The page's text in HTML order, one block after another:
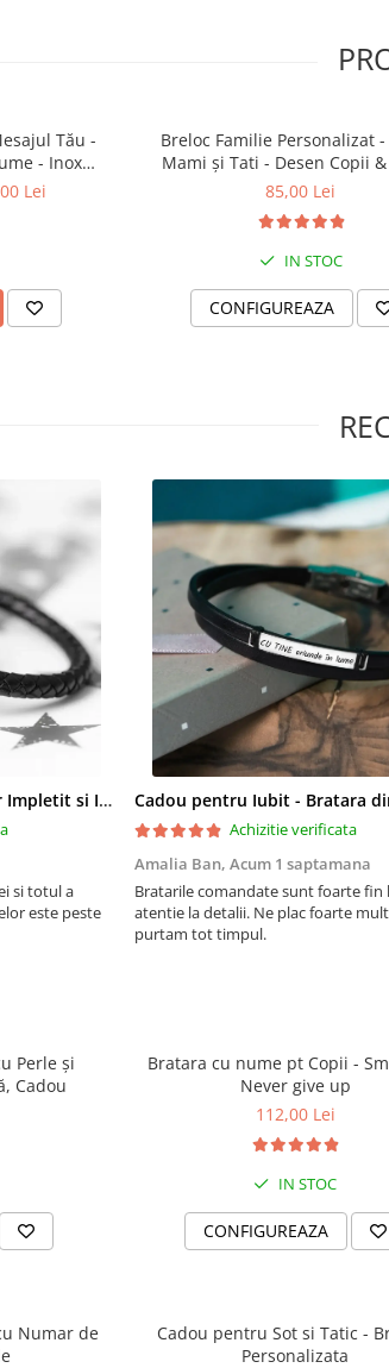
Tău -
- Inox
Lei
Breloc Familie Personalizat -
Mami și Tati - Desen Copii
"Familia Noastră" - Inox
85,00 Lei
IN STOC
CONFIGUREAZA
Bratara Piele Barbati, Snur Impletit si Inox Negru Cromat
si totul a
este peste
Achizitie verificata
Amalia Ban, Acum 1 saptamana
Bratarile comandate sunt foarte fin
atentie la detalii. Ne plac foarte
purtam tot timpul.
Perle și
Cadou
Bratara cu nume pt Copii -
Never give up
112,00 Lei
IN STOC
CONFIGUREAZA
Numar de
Cadou pentru Sot si Tatic -
Personalizata